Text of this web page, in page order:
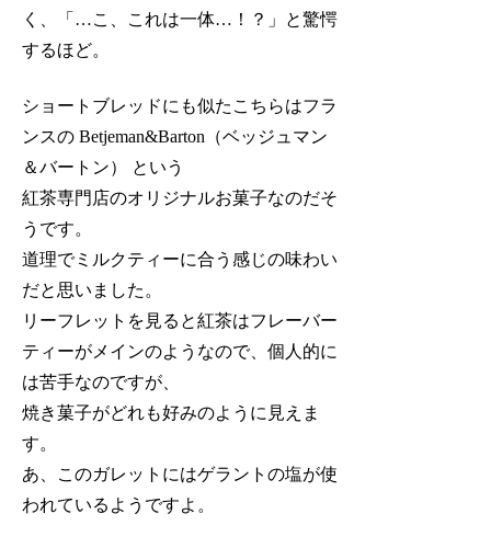
く、「…こ、これは一体…！？」と驚愕
するほど。
ショートブレッドにも似たこちらはフラ
ンスの Betjeman&Barton（ベッジュマン
＆バートン） という
紅茶専門店のオリジナルお菓子なのだそ
うです。
道理でミルクティーに合う感じの味わい
だと思いました。
リーフレットを見ると紅茶はフレーバー
ティーがメインのようなので、個人的に
は苦手なのですが、
焼き菓子がどれも好みのように見えま
す。
あ、このガレットにはゲラントの塩が使
われているようですよ。